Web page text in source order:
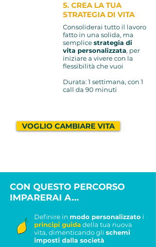
Consoliderai tutto il lavoro
fatto in una solida, ma
semplicestrategia di
vita personalizzata, per
iniziare a vivere con la
flessibilità che vuoi
Durata: 1 settimana, con 1
call da 90 minuti
5. CREA LA TUA
STRATEGIA DI VITA
VOGLIO CAMBIARE VITA
CON QUESTO PERCORSO
IMPARERAI A...
Definire in modo personalizzato i
principi guidadella tua nuova
vita, dimenticando gli schemi
imposti dalla società